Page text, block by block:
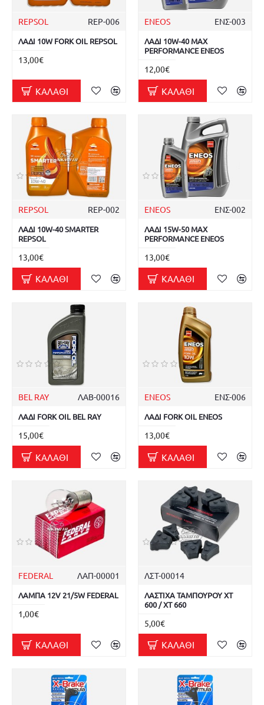
REPSOL REP-006
ΛΑΔΙ 10W FORK OIL REPSOL
13,00€
ΚΑΛΆΘΙ
ENEOS ΕΝΣ-003
ΛΑΔΙ 10W-40 MAX
PERFORMANCE ENEOS
12,00€
ΚΑΛΆΘΙ
REPSOL REP-002
ΛΑΔΙ 10W-40 SMARTER
REPSOL
13,00€
ΚΑΛΆΘΙ
ENEOS ΕΝΣ-002
ΛΑΔΙ 15W-50 MAX
PERFORMANCE ENEOS
13,00€
ΚΑΛΆΘΙ
BEL RAY ΛΑΒ-00016
ΛΑΔΙ FORK OIL BEL RAY
15,00€
ΚΑΛΆΘΙ
ENEOS ΕΝΣ-006
ΛΑΔΙ FORK OIL ENEOS
13,00€
ΚΑΛΆΘΙ
FEDERAL ΛΑΠ-00001
ΛΑΜΠΑ 12V 21/5W FEDERAL
1,00€
ΚΑΛΆΘΙ
ΛΣΤ-00014
ΛΑΣΤΙΧΑ ΤΑΜΠΟΥΡΟΥ XT
600 / XT 660
5,00€
ΚΑΛΆΘΙ